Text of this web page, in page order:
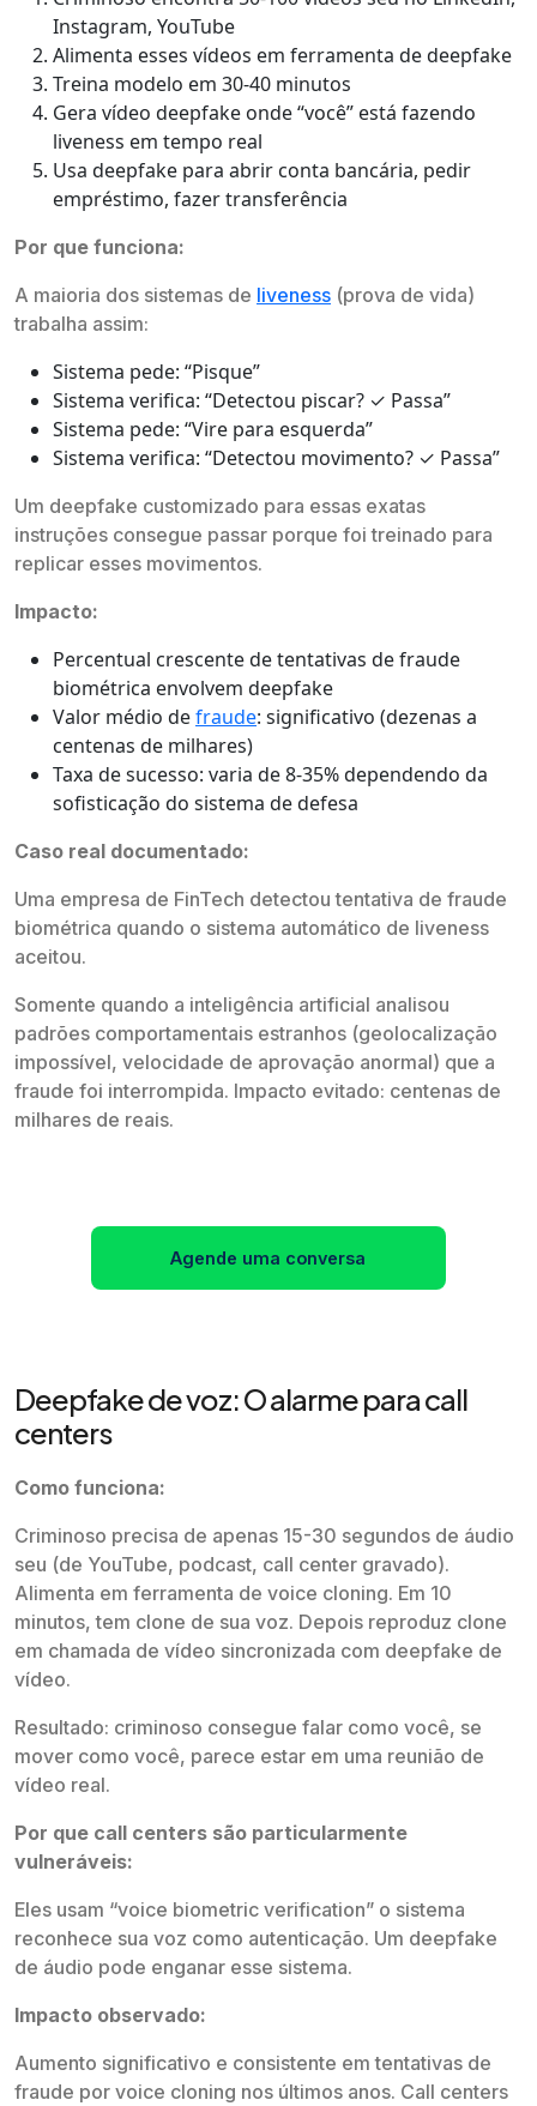
Instagram, YouTube
Alimenta esses vídeos em ferramenta de deepfake
Treina modelo em 30-40 minutos
Gera vídeo deepfake onde “você” está fazendo
liveness em tempo real
Usa deepfake para abrir conta bancária, pedir
empréstimo, fazer transferência
Por que funciona:
A maioria dos sistemas de liveness (prova de vida)
trabalha assim:
Sistema pede: “Pisque”
Sistema verifica: “Detectou piscar? ✓ Passa”
Sistema pede: “Vire para esquerda”
Sistema verifica: “Detectou movimento? ✓ Passa”
Um deepfake customizado para essas exatas
instruções consegue passar porque foi treinado para
replicar esses movimentos.
Impacto:
Percentual crescente de tentativas de fraude
biométrica envolvem deepfake
Valor médio defraude: significativo (dezenas a
centenas de milhares)
Taxa de sucesso: varia de 8-35% dependendo da
sofisticação do sistema de defesa
Caso real documentado:
Uma empresa de FinTech detectou tentativa de fraude
biométrica quando o sistema automático de liveness
aceitou.
Somente quando a inteligência artificial analisou
padrões comportamentais estranhos (geolocalização
impossível, velocidade de aprovação anormal) que a
fraude foi interrompida. Impacto evitado: centenas de
milhares de reais.
Agende uma conversa
Deepfake de voz: O alarme para call
centers
Como funciona:
Criminoso precisa de apenas 15-30 segundos de áudio
seu (de YouTube, podcast, call center gravado).
Alimenta em ferramenta de voice cloning. Em 10
minutos, tem clone de sua voz. Depois reproduz clone
em chamada de vídeo sincronizada com deepfake de
vídeo.
Resultado: criminoso consegue falar como você, se
mover como você, parece estar em uma reunião de
vídeo real.
Por que call centers são particularmente
vulneráveis:
Eles usam “voice biometric verification” o sistema
reconhece sua voz como autenticação. Um deepfake
de áudio pode enganar esse sistema.
Impacto observado:
Aumento significativo e consistente em tentativas de
fraude por voice cloning nos últimos anos. Call centers